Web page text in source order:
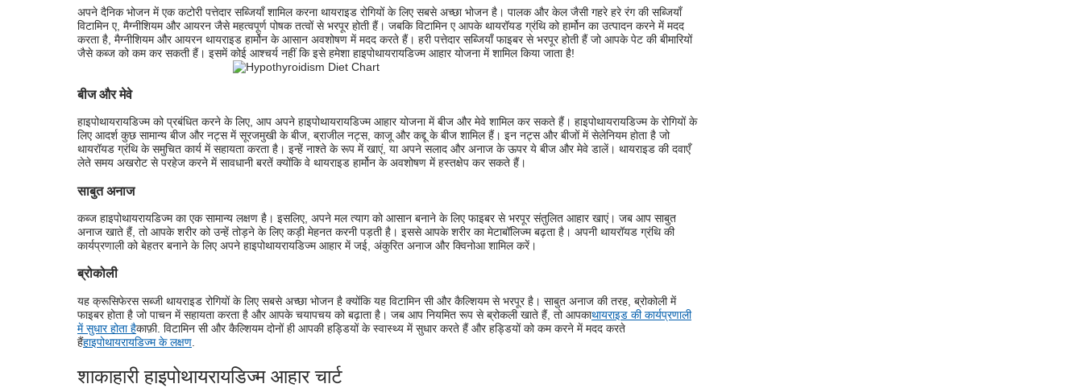
अपने दैनिक भोजन में एक कटोरी पत्तेदार सब्जियाँ शामिल करना थायराइड रोगियों के लिए सबसे अच्छा भोजन है। पालक और केल जैसी गहरे हरे रंग की सब्जियाँ
विटामिन ए, मैग्नीशियम और आयरन जैसे महत्वपूर्ण पोषक तत्वों से भरपूर होती हैं। जबकि विटामिन ए आपके थायरॉयड ग्रंथि को हार्मोन का उत्पादन करने में मदद
करता है, मैग्नीशियम और आयरन थायराइड हार्मोन के आसान अवशोषण में मदद करते हैं। हरी पत्तेदार सब्जियाँ फाइबर से भरपूर होती हैं जो आपके पेट की बीमारियों
जैसे कब्ज को कम कर सकती हैं। इसमें कोई आश्चर्य नहीं कि इसे हमेशा हाइपोथायरायडिज्म आहार योजना में शामिल किया जाता है!
बीज और मेवे
हाइपोथायरायडिज्म को प्रबंधित करने के लिए, आप अपने हाइपोथायरायडिज्म आहार योजना में बीज और मेवे शामिल कर सकते हैं। हाइपोथायरायडिज्म के रोगियों के
लिए आदर्श कुछ सामान्य बीज और नट्स में सूरजमुखी के बीज, ब्राजील नट्स, काजू और कद्दू के बीज शामिल हैं। इन नट्स और बीजों में सेलेनियम होता है जो
थायरॉयड ग्रंथि के समुचित कार्य में सहायता करता है। इन्हें नाश्ते के रूप में खाएं, या अपने सलाद और अनाज के ऊपर ये बीज और मेवे डालें। थायराइड की दवाएँ
लेते समय अखरोट से परहेज करने में सावधानी बरतें क्योंकि वे थायराइड हार्मोन के अवशोषण में हस्तक्षेप कर सकते हैं।
साबुत अनाज
कब्ज हाइपोथायरायडिज्म का एक सामान्य लक्षण है। इसलिए, अपने मल त्याग को आसान बनाने के लिए फाइबर से भरपूर संतुलित आहार खाएं। जब आप साबुत
अनाज खाते हैं, तो आपके शरीर को उन्हें तोड़ने के लिए कड़ी मेहनत करनी पड़ती है। इससे आपके शरीर का मेटाबॉलिज्म बढ़ता है। अपनी थायरॉयड ग्रंथि की
कार्यप्रणाली को बेहतर बनाने के लिए अपने हाइपोथायरायडिज्म आहार में जई, अंकुरित अनाज और क्विनोआ शामिल करें।
ब्रोकोली
यह क्रूसिफेरस सब्जी थायराइड रोगियों के लिए सबसे अच्छा भोजन है क्योंकि यह विटामिन सी और कैल्शियम से भरपूर है। साबुत अनाज की तरह, ब्रोकोली में
फाइबर होता है जो पाचन में सहायता करता है और आपके चयापचय को बढ़ाता है। जब आप नियमित रूप से ब्रोकली खाते हैं, तो आपकाथायराइड की कार्यप्रणाली
में सुधार होता हैकाफ़ी. विटामिन सी और कैल्शियम दोनों ही आपकी हड्डियों के स्वास्थ्य में सुधार करते हैं और हड्डियों को कम करने में मदद करते
हैंहाइपोथायरायडिज्म के लक्षण
शाकाहारी हाइपोथायरायडिज्म आहार चार्ट